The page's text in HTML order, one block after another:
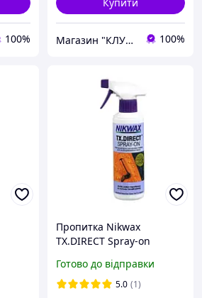
100% Магазин "КЛУБ МАНДРІВНИКІВ" 100%
Пропитка Nikwax
TX.DIRECT Spray-on
Готово до відправки
5.0 (1)